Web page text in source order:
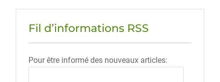
Fil d’informations RSS
Pour être informé des nouveaux articles: